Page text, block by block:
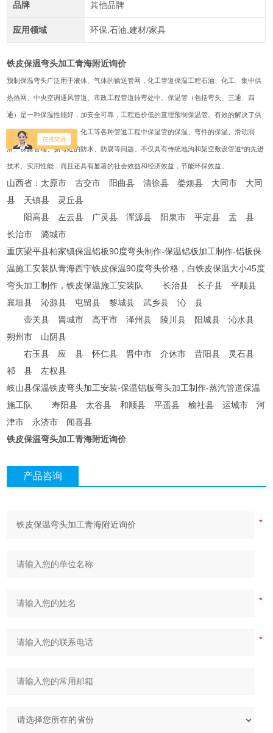
品牌 其他品牌
应用领域 环保,石油,建材/家具
铁皮保温弯头加工青海附近询价
预制保温弯头广泛用于液体、气体的输送管网，化工管道保温工程石油、化工、集中供
热热网、中央空调通风管道、市政工程管道转弯处中。保温管（包括弯头、三通、四
通）是一种保温性能好，加安全可靠，工程造价低的直埋预制保温管。有效的解决了供
热、供冷、热力、电力、化工等各种管道工程中保温管的保温、弯件的保温、滑动润
滑、裸露管端、捌弯处的防水、防腐等问题。不仅具有传统地沟和架空敷设管道*的先进
技术、实用性能，而且还具有显著的社会效益和经济效益，节能环保效益。
山西省：太原市 古交市 阳曲县 清徐县 娄烦县 大同市 大同
县 天镇县 灵丘县
阳高县 左云县 广灵县 浑源县 阳泉市 平定县 盂 县
长治市 潞城市
重庆梁平县柏家镇保温铝板90度弯头制作-保温铝板加工制作-铝板保
温施工安装队青海西宁铁皮保温90度弯头价格，白铁皮保温大小45度
弯头加工制作，铁皮保温施工安装队 长治县 长子县 平顺县
襄垣县 沁源县 屯留县 黎城县 武乡县 沁 县
壶关县 晋城市 高平市 泽州县 陵川县 阳城县 沁水县
朔州市 山阴县
右玉县 应 县 怀仁县 晋中市 介休市 昔阳县 灵石县
祁 县 左权县
岐山县保温铁皮弯头加工安装-保温铝板弯头加工制作-蒸汽管道保温
施工队 寿阳县 太谷县 和顺县 平遥县 榆社县 运城市 河
津市 永济市 闻喜县
铁皮保温弯头加工青海附近询价
产品咨询